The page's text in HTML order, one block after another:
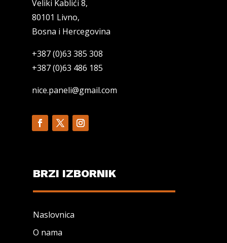
Veliki Kablići 8,
80101 Livno,
Bosna i Hercegovina
+387 (0)63 385 308
+387 (0)63 486 185
nice.paneli@gmail.com
BRZI IZBORNIK
Naslovnica
O nama